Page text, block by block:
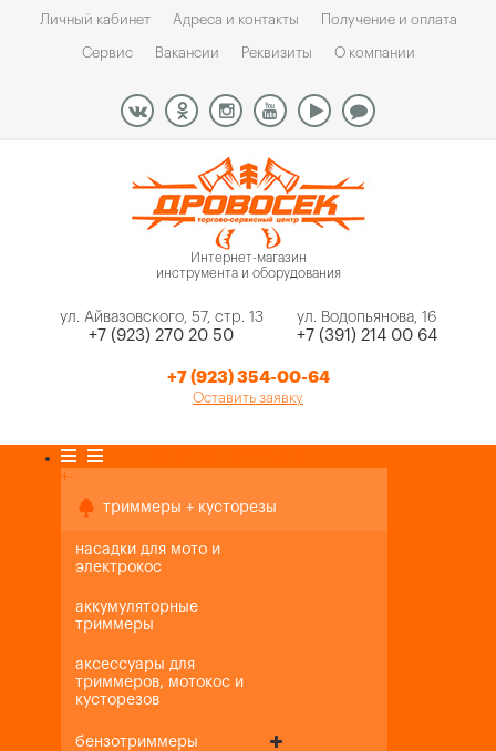
Личный кабинет Адреса и контакты Получение и оплата
Сервис Вакансии Реквизиты О компании
Интернет-магазин
инструмента и оборудования
ул. Айвазовского, 57, стр. 13
+7 (923) 270 20 50
ул. Водопьянова, 16
+7 (391) 214 00 64
+7 (923) 354-00-64
Оставить заявку
+-
триммеры + кусторезы
насадки для мото и
электрокос
аккумуляторные
триммеры
аксессуары для
триммеров, мотокос и
кусторезов
бензотриммеры